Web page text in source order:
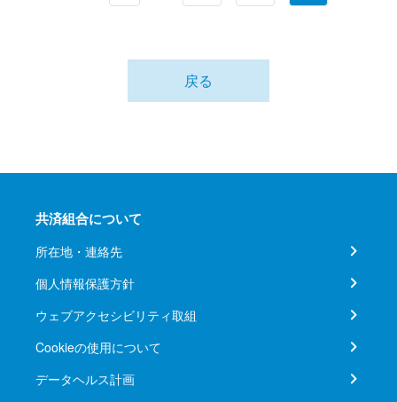
戻る
共済組合について
所在地・連絡先
個人情報保護方針
ウェブアクセシビリティ取組
Cookieの使用について
データヘルス計画